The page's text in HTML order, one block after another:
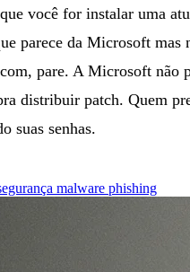
você for instalar uma
parece da Microsoft mas
pare. A Microsoft não
distribuir patch. Quem
suas senhas.
malware phishing